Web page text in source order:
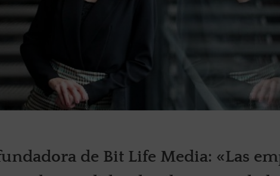
de Bit Life Media: «Las